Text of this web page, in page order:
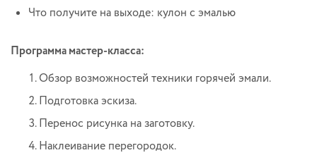
Что получите на выходе: кулон с эмалью
Программа мастер-класса:
Обзор возможностей техники горячей эмали.
Подготовка эскиза.
Перенос рисунка на заготовку.
Наклеивание перегородок.